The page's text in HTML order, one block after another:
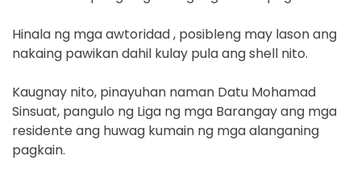
Hinala ng mga awtoridad , posibleng may lason ang
nakaing pawikan dahil kulay pula ang shell nito.
Kaugnay nito, pinayuhan naman Datu Mohamad
Sinsuat, pangulo ng Liga ng mga Barangay ang mga
residente ang huwag kumain ng mga alanganing
pagkain.